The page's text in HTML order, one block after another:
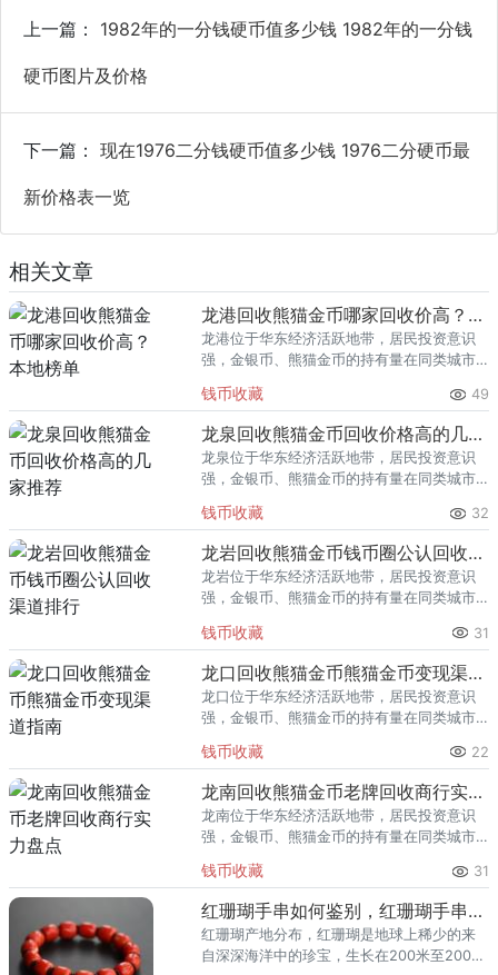
上一篇： 1982年的一分钱硬币值多少钱 1982年的一分钱
硬币图片及价格
下一篇： 现在1976二分钱硬币值多少钱 1976二分硬币最
新价格表一览
相关文章
龙港回收熊猫金币哪家回收价高？本地榜单
龙港位于华东经济活跃地带，居民投资意识
强，金银币、熊猫金币的持有量在同类城市
熊猫金币的需求就明显升温，但鱼龙混杂的
回收渠道里，能精准识别版别溢
钱币收藏 49
龙泉回收熊猫金币回收价格高的几家推荐
龙泉位于华东经济活跃地带，居民投资意识
强，金银币、熊猫金币的持有量在同类城市
熊猫金币的需求就明显升温，但鱼龙混杂的
回收渠道里，能精准识别版别溢
钱币收藏 32
龙岩回收熊猫金币钱币圈公认回收渠道排行
龙岩位于华东经济活跃地带，居民投资意识
强，金银币、熊猫金币的持有量在同类城市
熊猫金币的需求就明显升温，但鱼龙混杂的
回收渠道里，能精准识别版别溢
钱币收藏 31
龙口回收熊猫金币熊猫金币变现渠道指南
龙口位于华东经济活跃地带，居民投资意识
强，金银币、熊猫金币的持有量在同类城市
熊猫金币的需求就明显升温，但鱼龙混杂的
回收渠道里，能精准识别版别溢
钱币收藏 22
龙南回收熊猫金币老牌回收商行实力盘点
龙南位于华东经济活跃地带，居民投资意识
强，金银币、熊猫金币的持有量在同类城市
熊猫金币的需求就明显升温，但鱼龙混杂的
回收渠道里，能精准识别版别溢
钱币收藏 31
红珊瑚手串如何鉴别，红珊瑚手串包浆图片
红珊瑚产地分布，红珊瑚是地球上稀少的来
自深深海洋中的珍宝，生长在200米至2000